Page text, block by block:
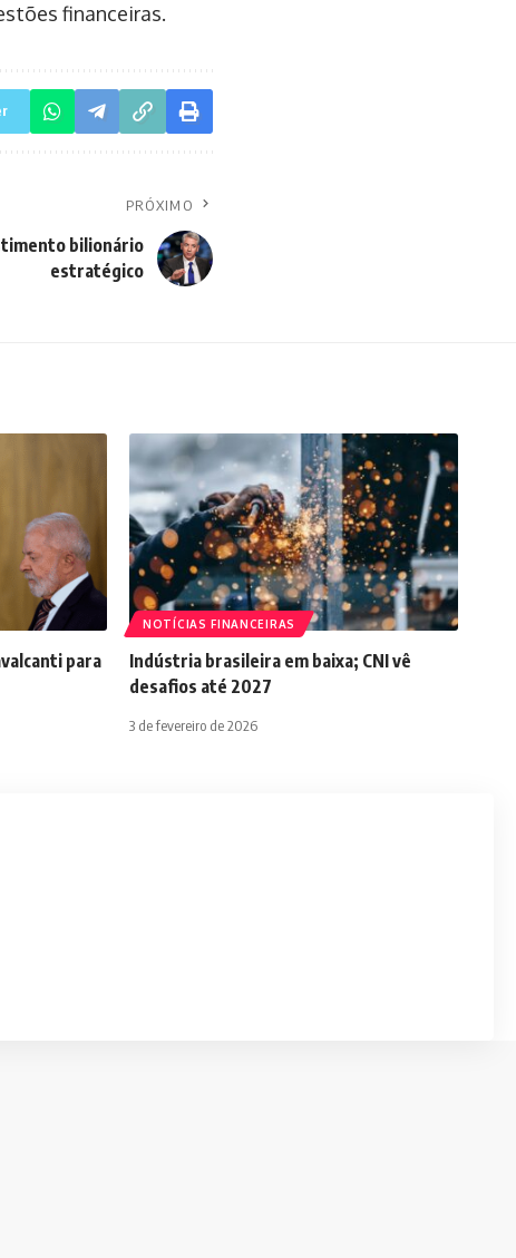
financeiras.
PRÓXIMO
bilionário
estratégico
para
NOTÍCIAS FINANCEIRAS
Indústria brasileira em baixa; CNI vê
desafios até 2027
3 de fevereiro de 2026